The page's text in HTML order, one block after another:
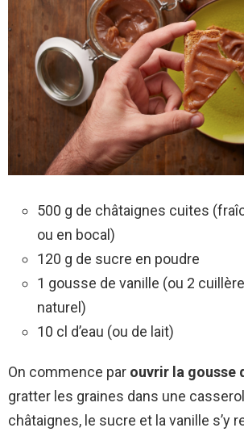
500 g de châtaignes cuites
ou en bocal)
120 g de sucre en poudre
1 gousse de vanille (ou 2
naturel)
10 cl d’eau (ou de lait)
On commence par ouvrir la gousse
gratter les graines dans une
châtaignes, le sucre et la vanille s’y